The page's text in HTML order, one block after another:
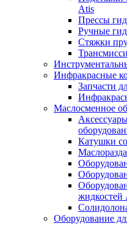
Atis
Прессы
Ручные
Стяжки
Инфракрасные
Запчасти
Маслосменное
Катушки
жидкостей
Оборудование